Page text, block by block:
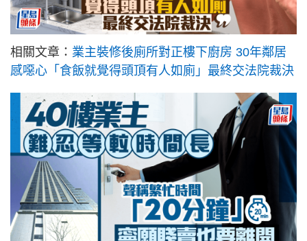
相關文章： 業主裝修後廁所對正樓下廚房 30年鄰居
感噁心「食飯就覺得頭頂有人如廁」最終交法院裁決